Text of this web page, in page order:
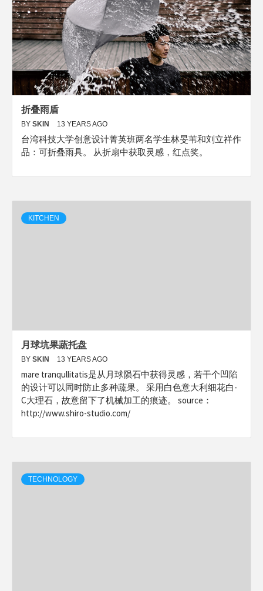
折叠雨盾
BY SKIN 13 YEARS AGO
台湾科技大学创意设计菁英班两名学生林旻苇和刘立祥作
品：可折叠雨具。 从折扇中获取灵感，红点奖。
KITCHEN
月球坑果蔬托盘
BY SKIN 13 YEARS AGO
mare tranqullitatis是从月球陨石中获得灵感，若干个凹陷
的设计可以同时防止多种蔬果。 采用白色意大利细花白-
C大理石，故意留下了机械加工的痕迹。 source：
http://www.shiro-studio.com/
TECHNOLOGY